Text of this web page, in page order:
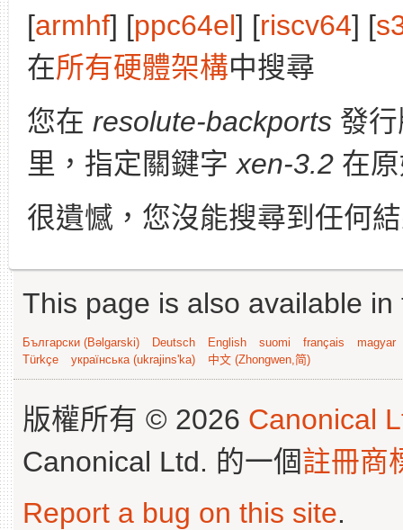
[armhf] [ppc64el] [riscv64] [
在所有硬體架構中搜尋
您在 resolute-backports 發
里，指定關鍵字 xen-3.2 在
很遺憾，您沒能搜尋到任何
This page is also available
Български (Bəlgarski) Deutsch English suomi français
magyar
Türkçe
українська (ukrajins'ka) 中文 (Zhongwen,简)
版權所有 © 2026 Canonical
Canonical Ltd. 的一個註冊商
Report a bug on this site.